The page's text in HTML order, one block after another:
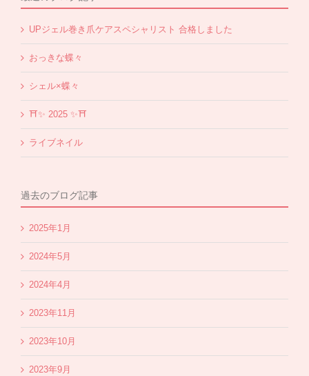
UPジェル巻き爪ケアスペシャリスト 合格しました
おっきな蝶々
シェル×蝶々
⛩✨️ 2025 ✨️⛩
ライブネイル
過去のブログ記事
2025年1月
2024年5月
2024年4月
2023年11月
2023年10月
2023年9月